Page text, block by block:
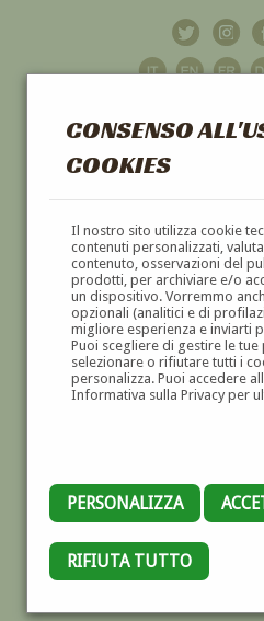
CONSENSO
COOKIES
Il nostro sito utilizza cookie
contenuti personalizzati,
contenuto, osservazioni del
prodotti, per archiviare e/o
un dispositivo. Vorremmo
opzionali (analitici e di
migliore esperienza e inviarti
Puoi scegliere di gestire le
selezionare o rifiutare tutti i
personalizza. Puoi accedere
Informativa sulla Privacy per
PERSONALIZZA
RIFIUTA TUTTO
GALLERIAD'ARTE
DIPINTI E